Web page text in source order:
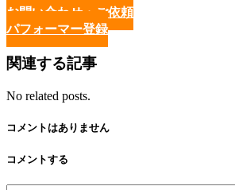
お問い合わせ・ご依頼
パフォーマー登録
関連する記事
No related posts.
コメントはありません
コメントする